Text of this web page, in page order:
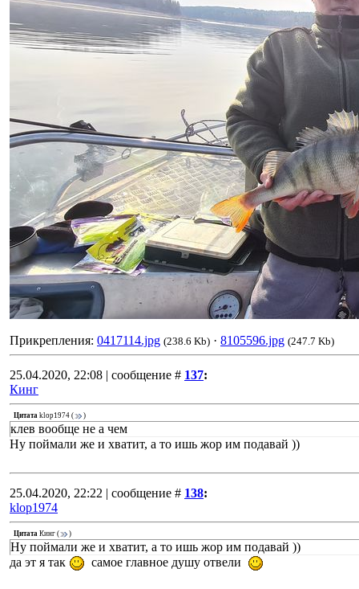
Прикрепления: 0417114.jpg (238.6 Kb) · 8105596.jpg (247.7 Kb)
25.04.2020, 22:08 | сообщение # 137:
Кинг
Цитата klop1974 ( )
клев вообще не а чем
Ну поймали же и хватит, а то ишь жор им подавай ))
25.04.2020, 22:22 | сообщение # 138:
klop1974
Цитата Кинг ( )
Ну поймали же и хватит, а то ишь жор им подавай ))
да эт я так
самое главное душу отвели